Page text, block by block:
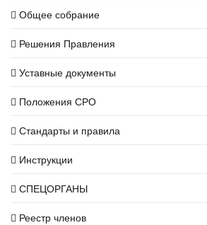
Общее собрание
Решения Правления
Уставные документы
Положения СРО
Стандарты и правила
Инструкции
СПЕЦОРГАНЫ
Реестр членов